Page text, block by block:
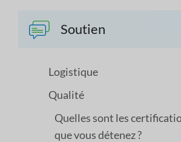
Soutien
Logistique
Qualité
Quelles sont les
que vous détenez ?